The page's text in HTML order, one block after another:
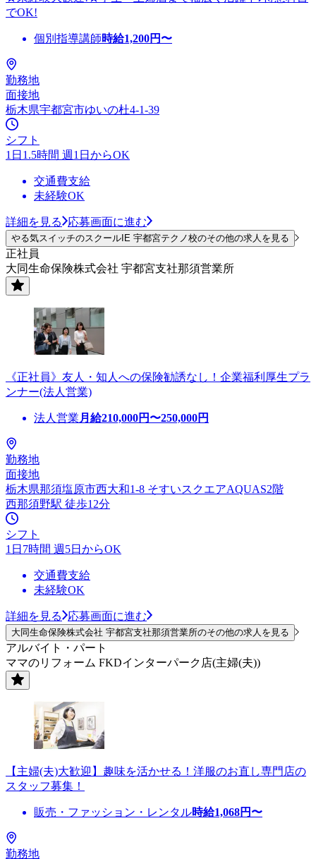
でOK!
個別指導講師時給1,200円〜
勤務地
面接地
栃木県宇都宮市ゆいの杜4-1-39
シフト
1日1.5時間 週1日からOK
交通費支給
未経験OK
詳細を見る 応募画面に進む
やる気スイッチのスクールIE 宇都宮テクノ校のその他の求人を見る
正社員
大同生命保険株式会社 宇都宮支社那須営業所
《正社員》友人・知人への保険勧誘なし！企業福利厚生プラ
ンナー(法人営業)
法人営業 月給210,000円〜250,000円
勤務地
面接地
栃木県那須塩原市西大和1-8 そすいスクエアAQUAS2階
西那須野駅 徒歩12分
シフト
1日7時間 週5日からOK
交通費支給
未経験OK
詳細を見る 応募画面に進む
大同生命保険株式会社 宇都宮支社那須営業所のその他の求人を見る
アルバイト・パート
ママのリフォーム FKDインターパーク店(主婦(夫))
【主婦(夫)大歓迎】趣味を活かせる！洋服のお直し専門店の
スタッフ募集！
販売・ファッション・レンタル時給1,068円〜
勤務地